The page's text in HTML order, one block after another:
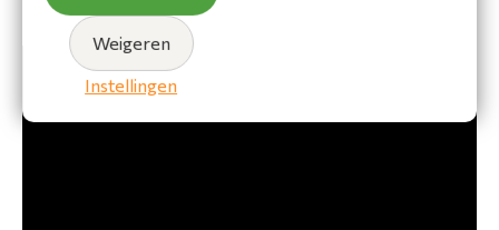
Instellingen
Weigeren